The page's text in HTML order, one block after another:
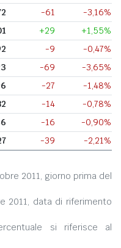
-61
-3,16%
+29
+1,55%
-9
-0,47%
-69
-3,65%
-27
-1,48%
-14
-0,78%
-16
-0,90%
-39 -2,21%
2011, giorno prima del
2011, data di riferimento
si riferisce al